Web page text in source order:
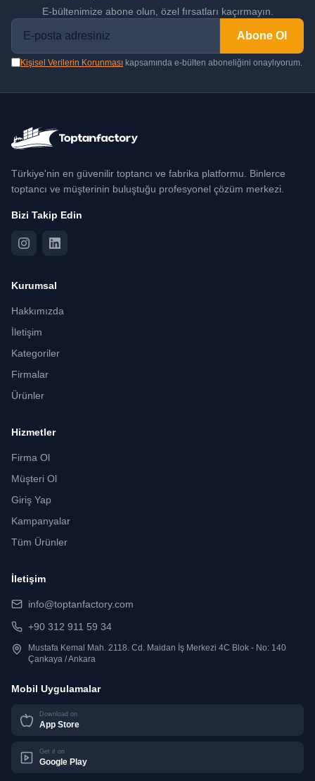
E-bültenimize abone olun, özel fırsatları kaçırmayın.
Abone Ol
Kişisel Verilerin Korunması kapsamında e-bülten aboneliğini onaylıyorum.
Türkiye'nin en güvenilir toptancı ve fabrika platformu. Binlerce
toptancı ve müşterinin buluştuğu profesyonel çözüm merkezi.
Bizi Takip Edin
Kurumsal
Hakkımızda
İletişim
Kategoriler
Firmalar
Ürünler
Hizmetler
Firma Ol
Müşteri Ol
Giriş Yap
Kampanyalar
Tüm Ürünler
İletişim
info@toptanfactory.com
+90 312 911 59 34
Mustafa Kemal Mah. 2118. Cd. Maidan İş Merkezi 4C Blok - No: 140
Çankaya / Ankara
Mobil Uygulamalar
Download on
App Store
Get it on
Google Play